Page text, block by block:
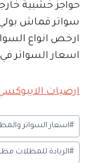
حواجز خشبية
سواتر قماش بولي
ارخص انواع
اسعار السواتر في
ارضيات
وسوم
المقال:
#اسعار السواتر
#الريادة للمظلات